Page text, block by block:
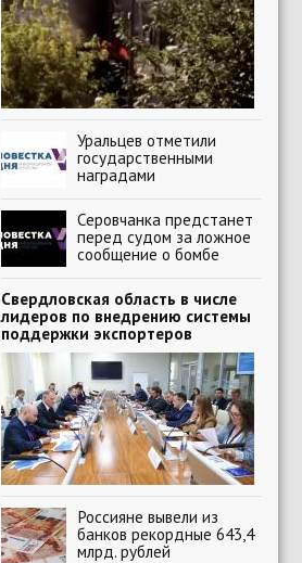
Уральцев отметили
государственными
наградами
Серовчанка предстанет
перед судом за ложное
сообщение о бомбе
Свердловская область в числе
лидеров по внедрению системы
поддержки экспортеров
Россияне вывели из
банков рекордные 643,4
млрд. рублей